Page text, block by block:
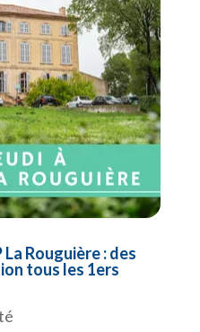
La Rouguière : des
tous les 1ers